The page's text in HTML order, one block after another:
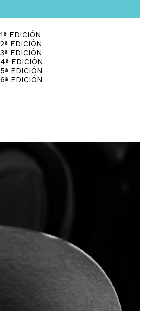
1ª EDICIÓN
2ª EDICIÓN
3ª EDICIÓN
4ª EDICIÓN
5ª EDICIÓN
6ª EDICIÓN